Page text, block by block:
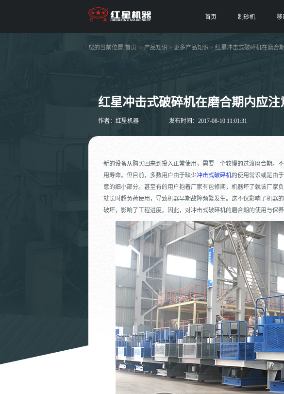
首页 制砂机 移
您的当前位置:首页 > 产品知识 > 更多产品知识 > 红星冲击式破碎机在磨合
红星冲击式破碎机在磨合期内应注
作者：红星机器 发布时间：2017-08-10 11:01:31
新的设备从购买回来到投入正常使用，需要一个较慢的过渡磨合期。
用寿命。但目前，多数用户由于缺少冲击式破碎机的使用常识或是由
意的细小部分。甚至有的用户抱着厂家有包修期，机器坏了就该厂家
就长时超负荷使用，导致机器早期故障频繁发生。这不仅影响了机器
破坏，影响了工程进度。因此，对冲击式破碎机的磨合期的使用与保养